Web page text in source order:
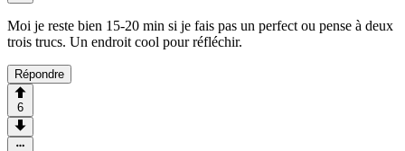
Moi je reste bien 15-20 min si je fais pas un perfect ou pense à deux
trois trucs. Un endroit cool pour réfléchir.
Répondre
6